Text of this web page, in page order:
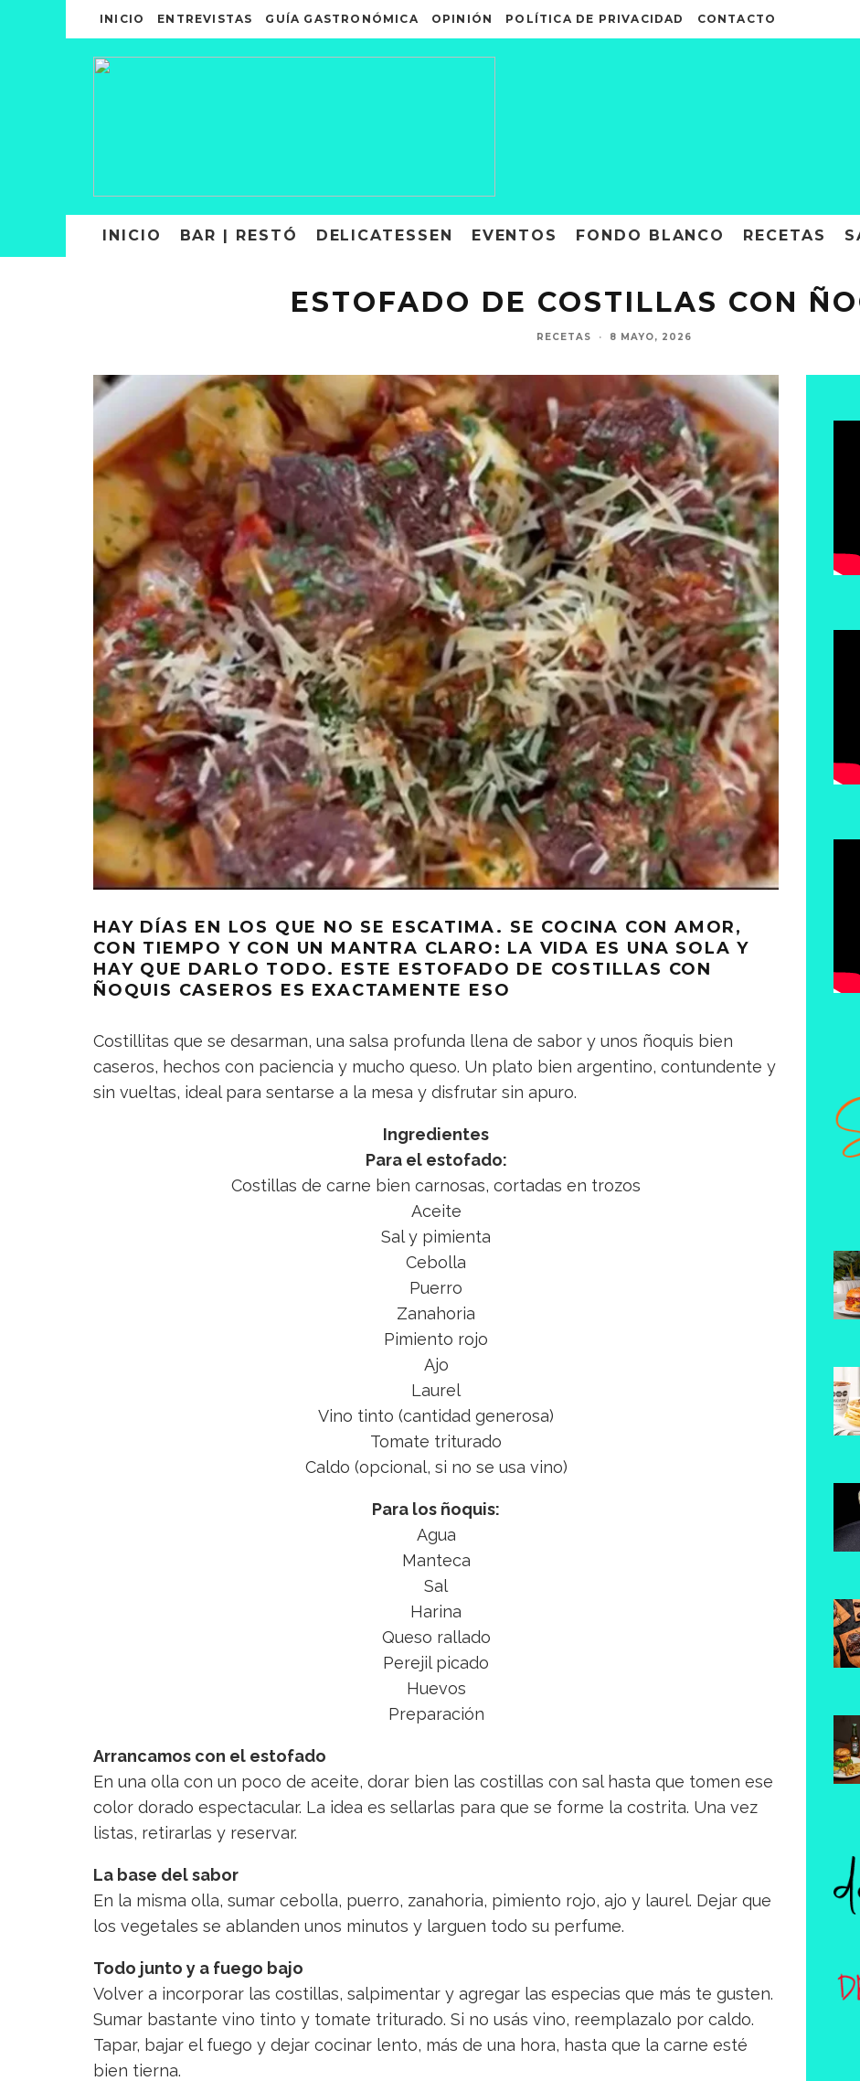
INICIO ENTREVISTAS GUÍA GASTRONÓMICA OPINIÓN POLÍTICA DE PRIVACIDAD CONTACTO
INICIO BAR | RESTÓ DELICATESSEN EVENTOS FONDO BLANCO RECETAS
ESTOFADO DE COSTILLAS CON
RECETAS · 8 MAYO, 2026
HAY DÍAS EN LOS QUE NO SE ESCATIMA. SE COCINA CON AMOR,
CON TIEMPO Y CON UN MANTRA CLARO: LA VIDA ES UNA SOLA Y
HAY QUE DARLO TODO. ESTE ESTOFADO DE COSTILLAS CON
ÑOQUIS CASEROS ES EXACTAMENTE ESO
Costillitas que se desarman, una salsa profunda llena de sabor y unos ñoquis bien
caseros, hechos con paciencia y mucho queso. Un plato bien argentino, contundente y
sin vueltas, ideal para sentarse a la mesa y disfrutar sin apuro.
Ingredientes
Para el estofado:
Costillas de carne bien carnosas, cortadas en trozos
Aceite
Sal y pimienta
Cebolla
Puerro
Zanahoria
Pimiento rojo
Ajo
Laurel
Vino tinto (cantidad generosa)
Tomate triturado
Caldo (opcional, si no se usa vino)
Para los ñoquis:
Agua
Manteca
Sal
Harina
Queso rallado
Perejil picado
Huevos
Preparación
Arrancamos con el estofado
En una olla con un poco de aceite, dorar bien las costillas con sal hasta que tomen ese
color dorado espectacular. La idea es sellarlas para que se forme la costrita. Una vez
listas, retirarlas y reservar.
La base del sabor
En la misma olla, sumar cebolla, puerro, zanahoria, pimiento rojo, ajo y laurel. Dejar que
los vegetales se ablanden unos minutos y larguen todo su perfume.
Todo junto y a fuego bajo
Volver a incorporar las costillas, salpimentar y agregar las especias que más te gusten.
Sumar bastante vino tinto y tomate triturado. Si no usás vino, reemplazalo por caldo.
Tapar, bajar el fuego y dejar cocinar lento, más de una hora, hasta que la carne esté
bien tierna.